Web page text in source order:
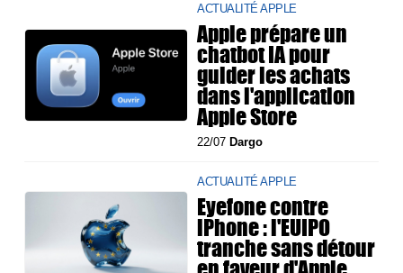
ACTUALITÉ APPLE
Apple prépare un
chatbot IA pour
guider les achats
dans l'application
Apple Store
22/07 Dargo
ACTUALITÉ APPLE
Eyefone contre
iPhone : l'EUIPO
tranche sans détour